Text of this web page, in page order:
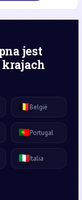
jest
🇧🇪België
🇵🇹Portugal
🇮🇹Italia